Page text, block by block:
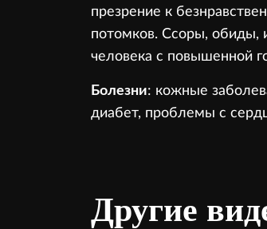
презрение к
потомков. Ссоры, обиды,
человека с повышенной
Болезни: кожные
диабет, проблемы с
Другие